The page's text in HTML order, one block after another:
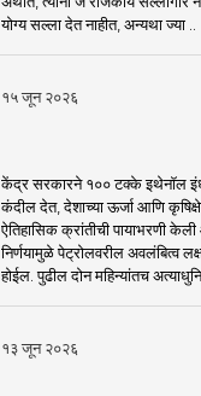
योग्य सल्ला देत नाहीत, अन्यथा ज्या ..
१५ जून २०२६
केंद्र सरकारने १०० टक्के इथेनॉल
कंदील देत, देशाच्या ऊर्जा आणि
ऐतिहासिक क्रांतीची पायाभरणी केली
निर्णयामुळे पेट्रोलवरील अवलंबित्व
होईल. पुढील दोन महिन्यांतच
१३ जून २०२६